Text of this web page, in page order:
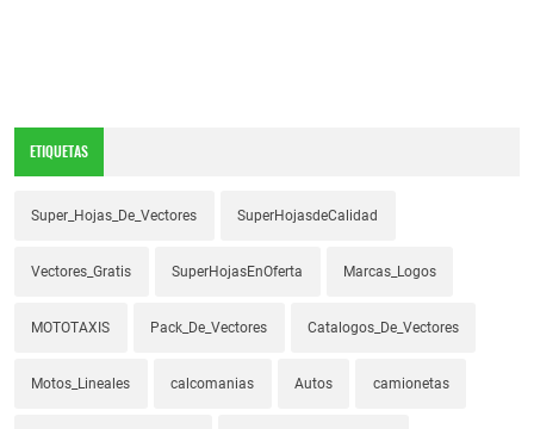
ETIQUETAS
Super_Hojas_De_Vectores SuperHojasdeCalidad
Vectores_Gratis SuperHojasEnOferta Marcas_Logos
MOTOTAXIS Pack_De_Vectores Catalogos_De_Vectores
Motos_Lineales calcomanias Autos camionetas